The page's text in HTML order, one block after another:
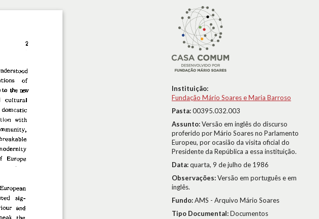
Instituição:
Fundação Mário Soares e Maria Barroso
Pasta:00395.032.003
Assunto:Versão em inglês do discurso
proferido por Mário Soares no Parlamento
Europeu, por ocasião da visita oficial do
Presidente da República a essa instituição.
Data:quarta, 9 de julho de 1986
Observações:Versão em português e em
inglês.
Fundo:AMS - Arquivo Mário Soares
Tipo Documental:Documentos